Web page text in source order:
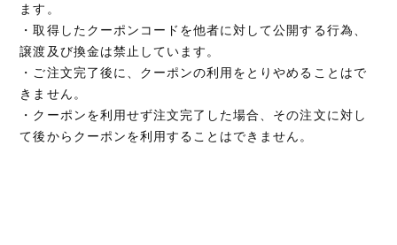
ます。
・取得したクーポンコードを他者に対して公開する行為、
譲渡及び換金は禁止しています。
・ご注文完了後に、クーポンの利用をとりやめることはで
きません。
・クーポンを利用せず注文完了した場合、その注文に対し
て後からクーポンを利用することはできません。